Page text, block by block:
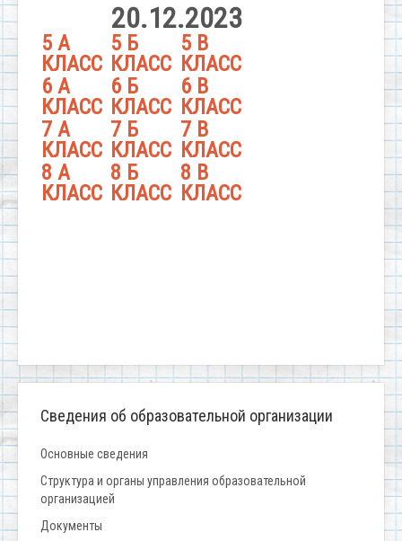
20.12.2023
5 А
КЛАСС
5 Б
КЛАСС
5 В
КЛАСС
6 А
КЛАСС
6 Б
КЛАСС
6 В
КЛАСС
7 А
КЛАСС
7 Б
КЛАСС
7 В
КЛАСС
8 А
КЛАСС
8 Б
КЛАСС
8 В
КЛАСС
Сведения об образовательной организации
Основные сведения
Структура и органы управления образовательной
организацией
Документы